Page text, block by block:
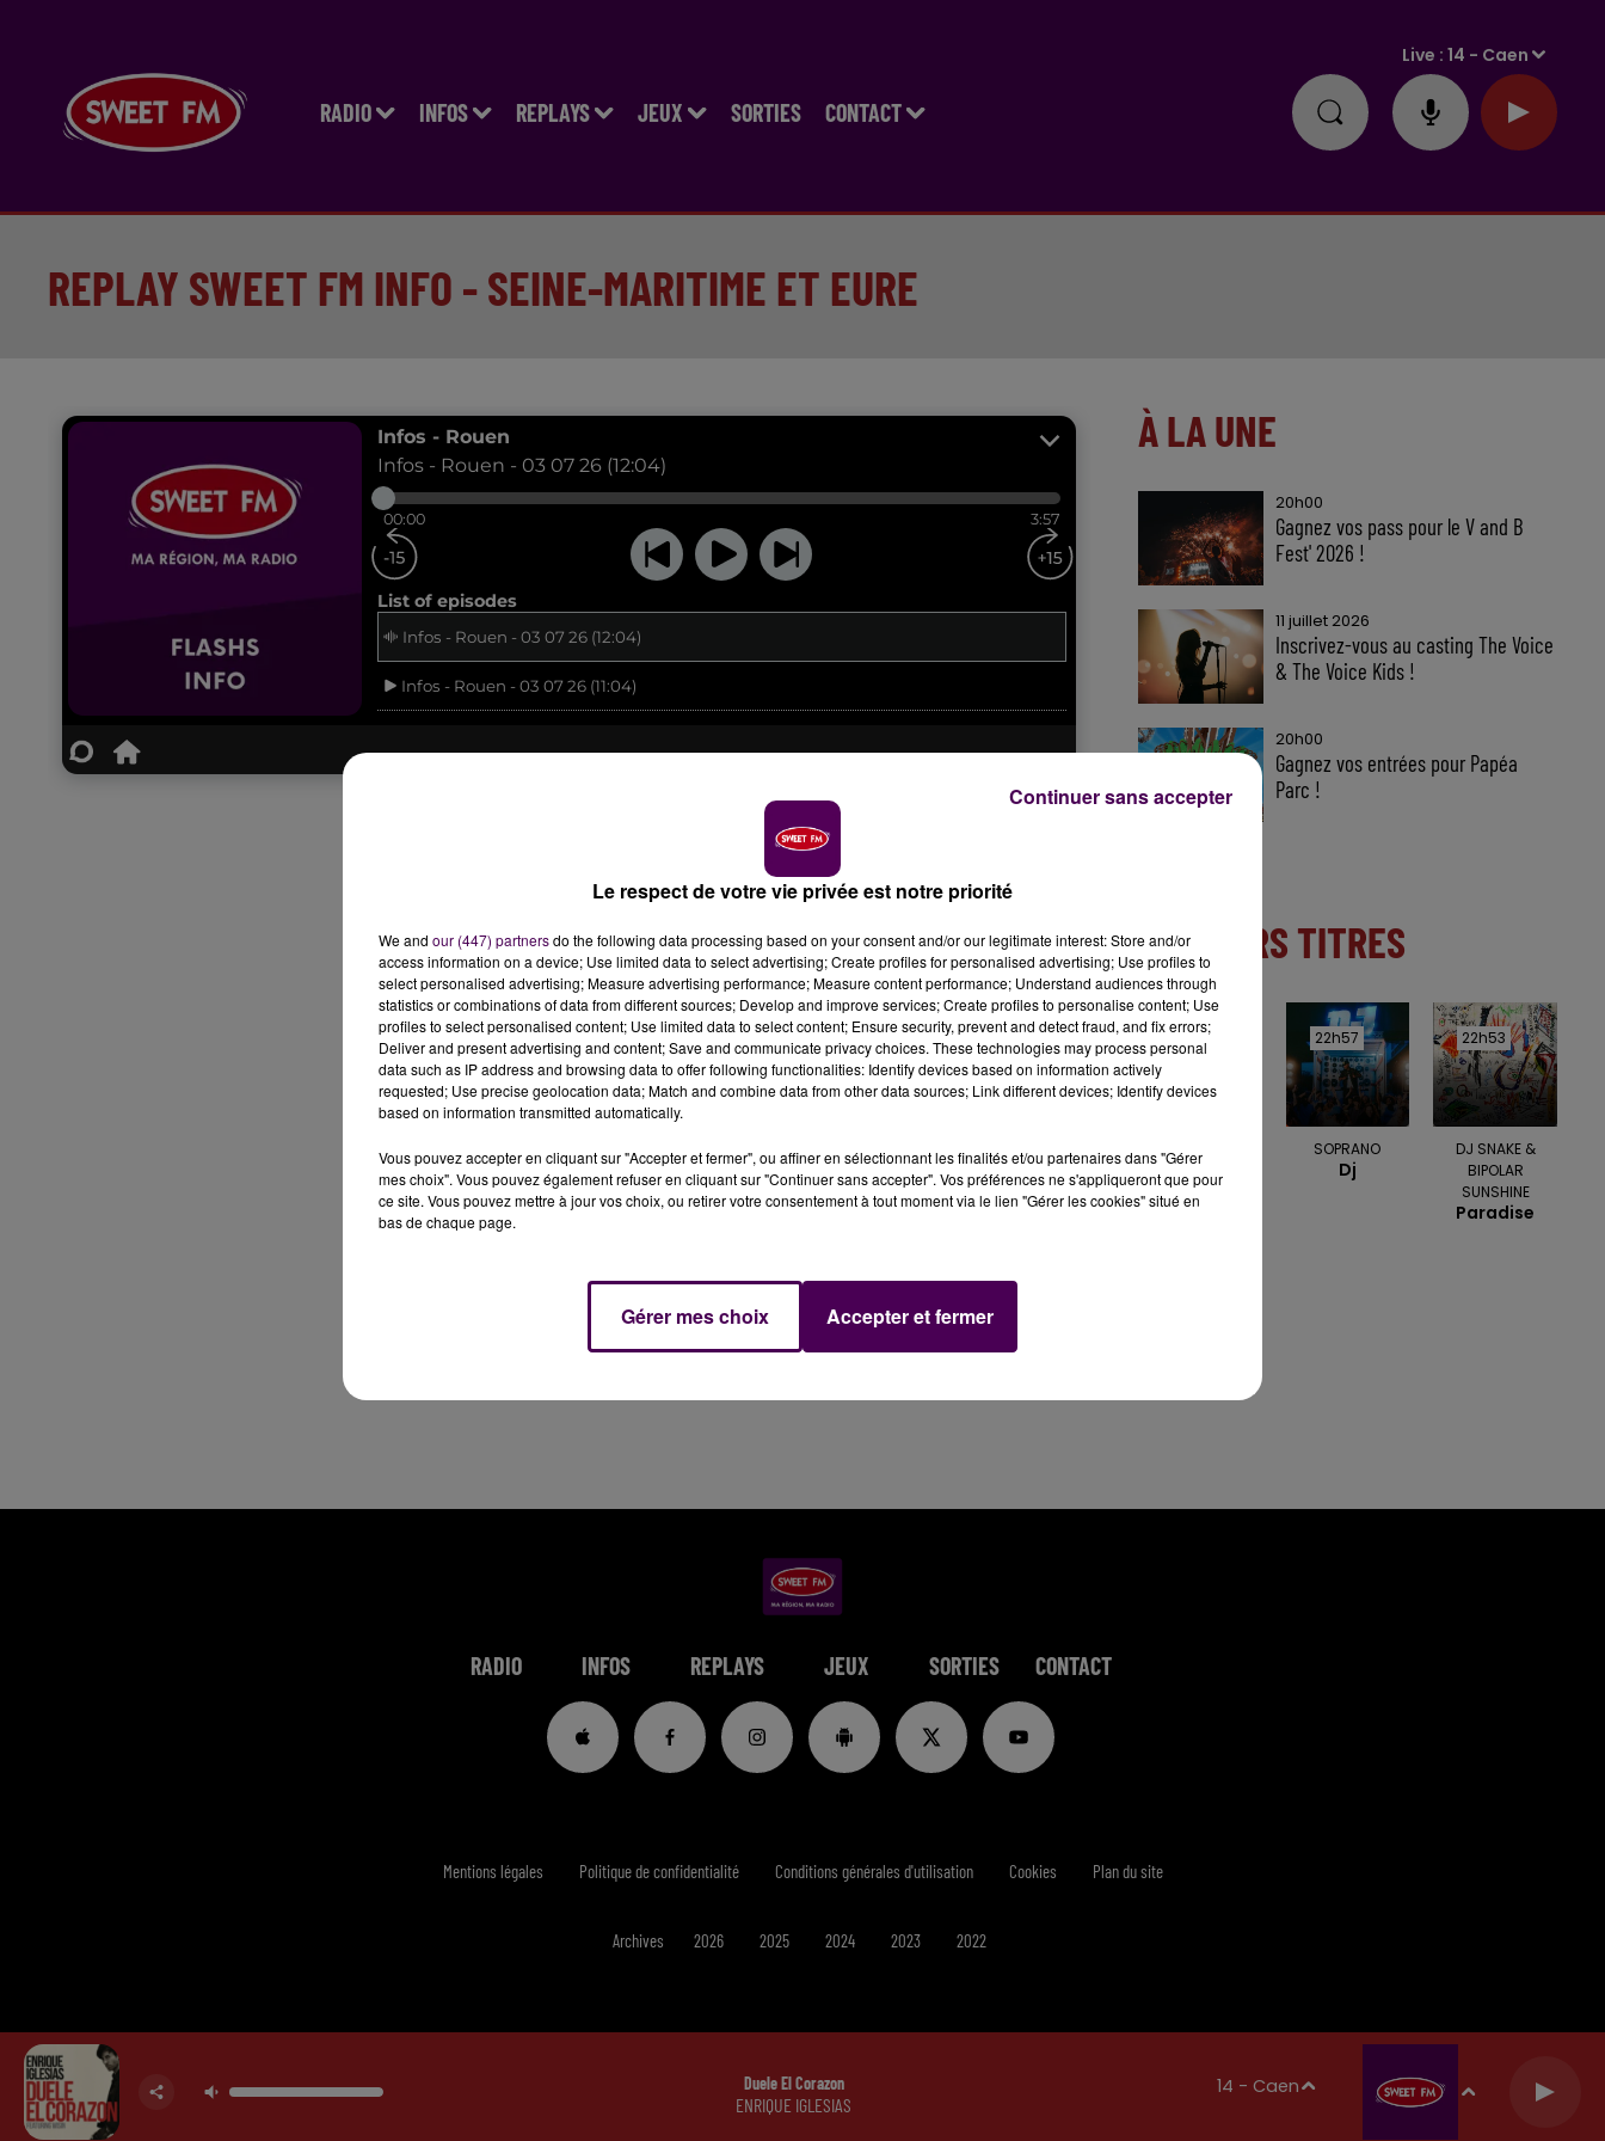
RADIO INFOS REPLAYS JEUX SORTIES CONTACT
Live :14 - Caen
REPLAY SWEET FM INFO - SEINE-MARITIME ET EURE
À LA UNE
20h00
Gagnez vos pass pour le V and B
Fest' 2026 !
11 juillet 2026
Inscrivez-vous au casting The Voice
& The Voice Kids !
20h00
Gagnez vos entrées pour Papéa
Parc !
DERNIERS TITRES
23h00
23h00
ENRIQUE IGLESIAS
Duele El
Corazon
22h57
22h57
SOPRANO
Dj
22h53
22h53
DJ SNAKE &
BIPOLAR
SUNSHINE
Paradise
RADIO INFOS REPLAYS JEUX SORTIES CONTACT
Duele El Corazon
ENRIQUE IGLESIAS
14 - Caen
Mentions légales Politique de confidentialité Conditions générales d'utilisation Cookies Plan du site
Archives 2026 2025 2024 2023 2022
Le respect de votre vie privée est notre priorité
We and our (447) partnersdo the following data processing based on your consent and/or our legitimate interest: Store and/or
access information on a device; Use limited data to select advertising; Create profiles for personalised advertising; Use profiles to
select personalised advertising; Measure advertising performance; Measure content performance; Understand audiences through
statistics or combinations of data from different sources; Develop and improve services; Create profiles to personalise content; Use
profiles to select personalised content; Use limited data to select content; Ensure security, prevent and detect fraud, and fix errors;
Deliver and present advertising and content; Save and communicate privacy choices. These technologies may process personal
data such as IP address and browsing data to offer following functionalities: Identify devices based on information actively
requested; Use precise geolocation data; Match and combine data from other data sources; Link different devices; Identify devices
based on information transmitted automatically.
Vous pouvez accepter en cliquant sur "Accepter et fermer", ou affiner en sélectionnant les finalités et/ou partenaires dans "Gérer
mes choix". Vous pouvez également refuser en cliquant sur "Continuer sans accepter". Vos préférences ne s'appliqueront que pour
ce site. Vous pouvez mettre à jour vos choix, ou retirer votre consentement à tout moment via le lien "Gérer les cookies" situé en
bas de chaque page.
Gérer mes choix Accepter et fermer
Continuer sans accepter